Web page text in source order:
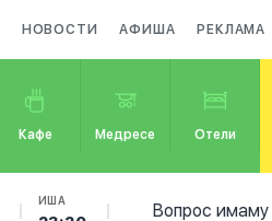
НОВОСТИ АФИША РЕКЛАМА
Кафе Медресе Отели
ИША Вопрос имаму